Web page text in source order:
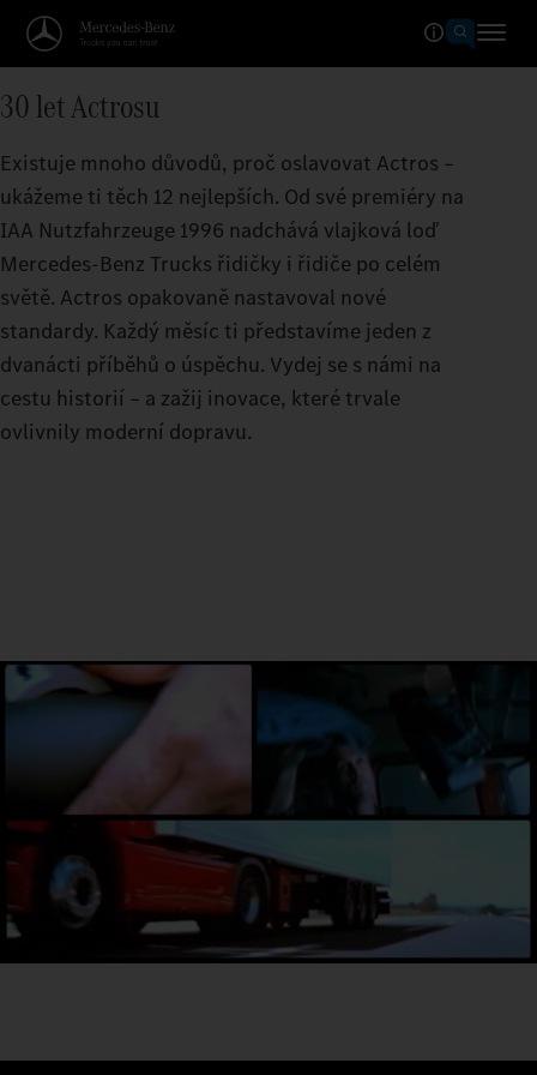
30 let Actrosu
Existuje mnoho důvodů, proč oslavovat Actros –
ukážeme ti těch 12 nejlepších. Od své premiéry na
IAA Nutzfahrzeuge 1996 nadchává vlajková loď
Mercedes‑Benz Trucks řidičky i řidiče po celém
světě. Actros opakovaně nastavoval nové
standardy. Každý měsíc ti představíme jeden z
dvanácti příběhů o úspěchu. Vydej se s námi na
cestu historií – a zažij inovace, které trvale
ovlivnily moderní dopravu.